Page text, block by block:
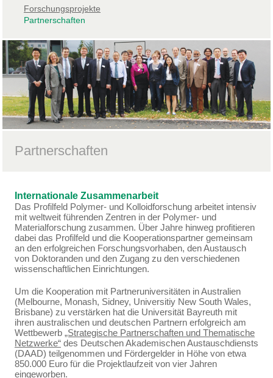
Forschungsprojekte
Partnerschaften
Partnerschaften
Internationale Zusammenarbeit
Das Profilfeld Polymer- und Kolloidforschung arbeitet intensiv
mit weltweit führenden Zentren in der Polymer- und
Materialforschung zusammen. Über Jahre hinweg profitieren
dabei das Profilfeld und die Kooperationspartner gemeinsam
an den erfolgreichen Forschungsvorhaben, den Austausch
von Doktoranden und den Zugang zu den verschiedenen
wissenschaftlichen Einrichtungen.
Um die Kooperation mit Partneruniversitäten in Australien
(Melbourne, Monash, Sidney, Universitiy New South Wales,
Brisbane) zu verstärken hat die Universität Bayreuth mit
ihren australischen und deutschen Partnern erfolgreich am
Wettbewerb „Strategische Partnerschaften und Thematische
Netzwerke“ des Deutschen Akademischen Austauschdiensts
(DAAD) teilgenommen und Fördergelder in Höhe von etwa
850.000 Euro für die Projektlaufzeit von vier Jahren
eingeworben.